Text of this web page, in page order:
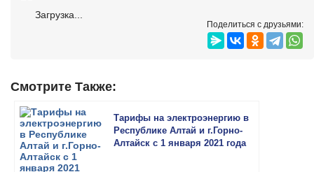
Загрузка...
Поделиться с друзьями:
Смотрите Также:
Тарифы на электроэнергию в
Республике Алтай и г.Горно-
Алтайск с 1 января 2021 года